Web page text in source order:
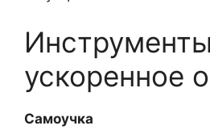
ускоренное
Самоучка